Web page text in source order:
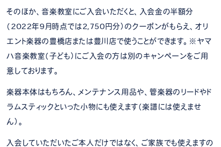
そのほか、音楽教室にご入会いただくと、入会金の半額分
（2022年9月時点では2,750円分）のクーポンがもらえ、オリ
エント楽器の豊橋店または豊川店で使うことができます。※ヤマ
ハ音楽教室（子ども）にご入会の方は別のキャンペーンをご用
意しております。
楽器本体はもちろん、メンテナンス用品や、管楽器のリードやド
ラムスティックといった小物にも使えます（楽譜には使えませ
ん）。
入会していただいたご本人だけではなく、ご家族でも使えますの